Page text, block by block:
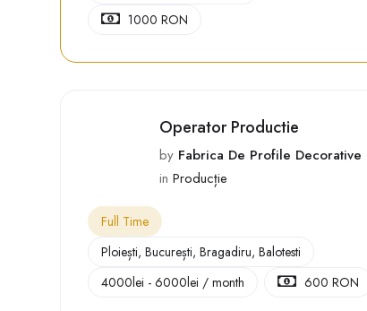
1000 RON
Operator Productie
by Fabrica De Profile Decorative
in Producție
Full Time
Ploiești, București, Bragadiru, Balotesti
4000lei - 6000lei / month 600 RON